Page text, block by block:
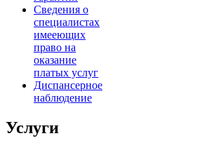
Сведения о
специалистах
имееющих
право на
оказание
платых услуг
Диспансерное
наблюдение
Услуги